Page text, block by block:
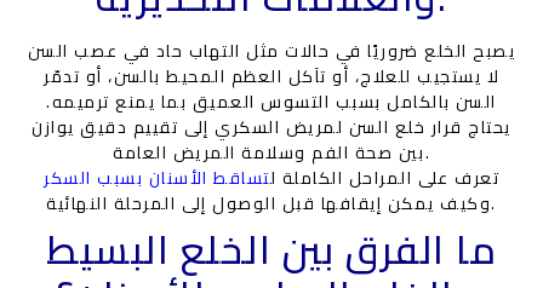
يصبح الخلع ضروريًا في حالات مثل التهاب حاد في عصب السن
لا يستجيب للعلاج، أو تآكل العظم المحيط بالسن، أو تدمّر
السن بالكامل بسبب التسوس العميق بما يمنع ترميمه.
يحتاج قرار خلع السن لمريض السكري إلى تقييم دقيق يوازن
بين صحة الفم وسلامة المريض العامة.
تعرف على المراحل الكاملة لتساقط الأسنان بسبب السكر
وكيف يمكن إيقافها قبل الوصول إلى المرحلة النهائية.
ما الفرق بين الخلع البسيط